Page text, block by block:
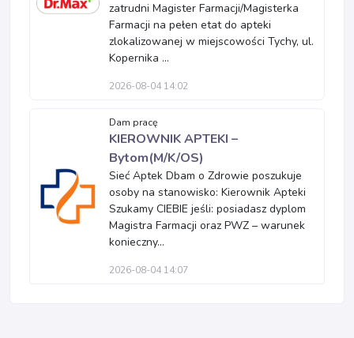
zatrudni Magister Farmacji/Magisterka
Farmacji na pełen etat do apteki
zlokalizowanej w miejscowości Tychy, ul.
Kopernika ...
2026-08-04 14:02
Dam pracę
KIEROWNIK APTEKI –
Bytom(M/K/OS)
Sieć Aptek Dbam o Zdrowie poszukuje
osoby na stanowisko: Kierownik Apteki
Szukamy CIEBIE jeśli: posiadasz dyplom
Magistra Farmacji oraz PWZ – warunek
konieczny...
2026-08-04 14:07